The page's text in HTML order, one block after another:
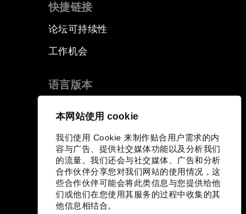
本网站使用 cookie
我们使用 Cookie 来制作贴合用户需求的内
容与广告、提供社交媒体功能以及分析我们
的流量。我们还会与社交媒体、广告和分析
合作伙伴分享您对我们网站的使用情况，这
些合作伙伴可能会将此类信息与您提供给他
们或他们在您使用其服务的过程中收集的其
他信息相结合。
快捷链接
论坛可持续性
工作机会
语言版本